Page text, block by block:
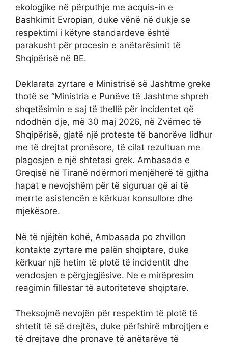
ekologjike në përputhje me acquis-in e
Bashkimit Evropian, duke vënë në dukje se
respektimi i këtyre standardeve është
parakusht për procesin e anëtarësimit të
Shqipërisë në BE.
Deklarata zyrtare e Ministrisë së Jashtme greke
thotë se “Ministria e Punëve të Jashtme shpreh
shqetësimin e saj të thellë për incidentet që
ndodhën dje, më 30 maj 2026, në Zvërnec të
Shqipërisë, gjatë një proteste të banorëve lidhur
me të drejtat pronësore, të cilat rezultuan me
plagosjen e një shtetasi grek. Ambasada e
Greqisë në Tiranë ndërmori menjëherë të gjitha
hapat e nevojshëm për të siguruar që ai të
merrte asistencën e kërkuar konsullore dhe
mjekësore.
Në të njëjtën kohë, Ambasada po zhvillon
kontakte zyrtare me palën shqiptare, duke
kërkuar një hetim të plotë të incidentit dhe
vendosjen e përgjegjësive. Ne e mirëpresim
reagimin fillestar të autoriteteve shqiptare.
Theksojmë nevojën për respektim të plotë të
shtetit të së drejtës, duke përfshirë mbrojtjen e
të drejtave dhe pronave të anëtarëve të